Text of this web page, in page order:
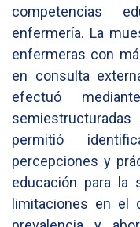
competencias
enfermería. La
enfermeras con
en consulta
efectuó
permitió
percepciones y
educación para la
limitaciones en el